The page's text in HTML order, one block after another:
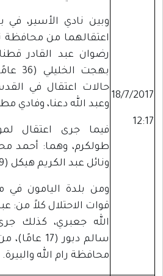
18/7/2017
12:17
وبين نادي الأسير، في
اعتقالهما من
بهجت
حالات اعتقال في
وعبد الله دعنا، وفادي
فيما جرى اعتقال
ونائل عبد الكريم هيكل (29 عامًا).
ومن بلدة اليامون في
قوات الاحتلال كلاً من:
الله جعبري، كذلك
سالم دبور
محافظة رام الله والبيرة.